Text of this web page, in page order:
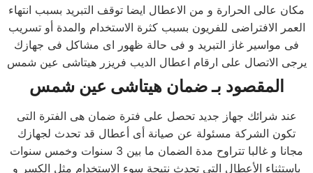
مكان عالى الحرارة و من الاعطال ايضا توقف التبريد بسبب انتهاء
العمر الافتراضى للفريون بسبب كثرة الاستخدام والمدة أو تسريب
فى مواسير غاز التبريد و فى حالة ظهور اى مشاكل فى جهازك
يرجى الاتصال على ارقام اعطال الديب فريزر هيتاشى عين شمس
المقصود بـ ضمان هيتاشى عين شمس
عند شرائك جهاز جديد تحصل على فترة ضمان هى الفترة التى
تكون الشركة مسئولة عن صيانة أى أعطال قد تحدث لجهازك
مجانا و غالبا تتراوح مدة الضمان ما بين 3 سنوات وخمس سنوات
باستثناء الأعطال التى تحدث نتيجة سوء الاستخدام مثل الكسر و